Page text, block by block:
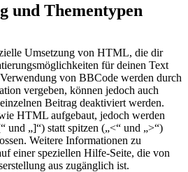
und Thementypen
Umsetzung von HTML, die dir
für deinen Text
von BBCode werden durch
vergeben, können jedoch auch
Beitrag deaktiviert werden.
HTML aufgebaut, jedoch werden
und „]“) statt spitzen („<“ und „>“)
Weitere Informationen zu
einer speziellen Hilfe-Seite, die von
aus zugänglich ist.